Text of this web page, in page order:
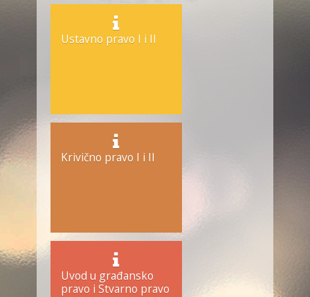
Ustavno pravo I i II
Krivično pravo I i II
Uvod u građansko
pravo i Stvarno pravo